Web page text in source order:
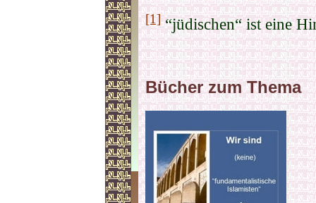
[1]“jüdischen“ ist eine
Bücher zum Thema